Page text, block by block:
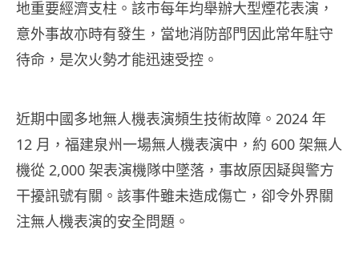
地重要經濟支柱。該市每年均舉辦大型煙花表演，
意外事故亦時有發生，當地消防部門因此常年駐守
待命，是次火勢才能迅速受控。
近期中國多地無人機表演頻生技術故障。2024 年
12 月，福建泉州一場無人機表演中，約 600 架無人
機從 2,000 架表演機隊中墜落，事故原因疑與警方
干擾訊號有關。該事件雖未造成傷亡，卻令外界關
注無人機表演的安全問題。